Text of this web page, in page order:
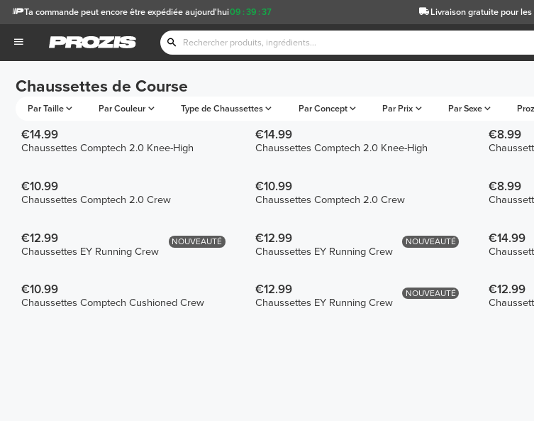
09 :39 :37
Ta commande peut encore être expédiée aujourd'hui Livraison gratuitepour les
Chaussettes de Course
Par Taille Par Couleur Type de Chaussettes Par Concept Par Prix Par Sexe
€14.99
Chaussettes Comptech 2.0 Knee-High
€14.99
Chaussettes Comptech 2.0 Knee-High
€8.99
€10.99
Chaussettes Comptech 2.0 Crew
€10.99
Chaussettes Comptech 2.0 Crew
€8.99
NOUVEAUTÉ
€12.99
Chaussettes EY Running Crew
NOUVEAUTÉ
€12.99
Chaussettes EY Running Crew
€14.99
€10.99
Chaussettes Comptech Cushioned Crew
NOUVEAUTÉ
€12.99
Chaussettes EY Running Crew
€12.99